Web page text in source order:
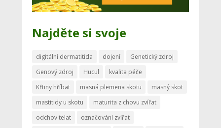
Najděte si svoje
digitální dermatitida dojení
Genetický zdroj
Genový zdroj
Hucul
kvalita péče
Křtiny hříbat
masná plemena skotu
masný skot
mastitidy u skotu
maturita z chovu zvířat
odchov telat
označování zvířat